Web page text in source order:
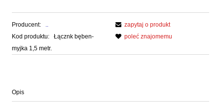
Producent:
Kod produktu:
Łącznk bęben-
myjka 1,5 metr.
zapytaj o produkt
poleć znajomemu
Opis